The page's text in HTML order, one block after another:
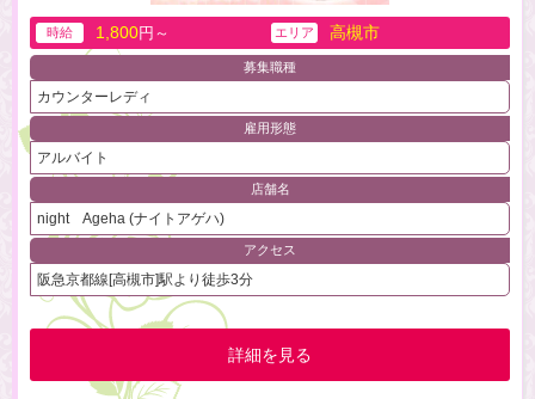
時給 1,800円～ エリア 高槻市
募集職種
カウンターレディ
雇用形態
アルバイト
店舗名
night Ageha (ナイトアゲハ)
アクセス
阪急京都線[高槻市]駅より徒歩3分
詳細を見る